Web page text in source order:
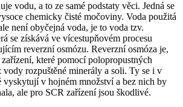
vodu, a to ze samé podstaty věci. Jedná se
chemicky čisté močoviny. Voda použitá
není obyčejná voda, je to voda tzv.
se získává ve vícestupňovém procesu
reverzní osmózu. Reverzní osmóza je,
které pomocí polopropustných
vody rozpuštěné minerály a soli. Ty se i v
vyskytují v hojném množství a bez nich by
ale pro SCR zařízení jsou škodlivé.